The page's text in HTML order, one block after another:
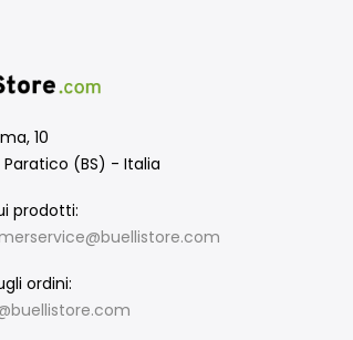
10
Paratico (BS) - Italia
prodotti:
ordini: